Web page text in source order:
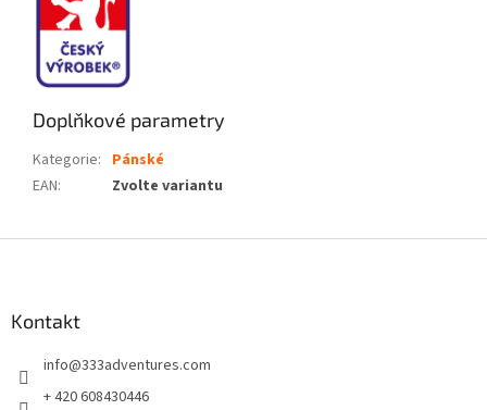
Doplňkové parametry
Kategorie: Pánské
EAN: Zvolte variantu
Kontakt
info@333adventures.com
+ 420 608430446